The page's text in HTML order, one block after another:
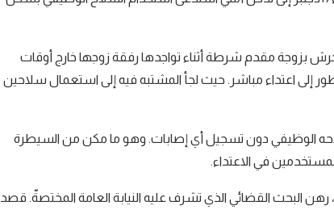
بزوجة مقدم شرطة أثناء تواجدها رفقة زوجها خارج أوقات
إلى اعتداء مباشر. حيث لجأ المشتبه فيه إلى استعمال سلاحين
الوظيفي دون تسجيل أي إصابات. وهو ما مكن من السيطرة
في الاعتداء.
ذوي السوابق القضائية، رهن البحث القضائي الذي تشرف عليه النيابة العامة المختصةّ. قصد